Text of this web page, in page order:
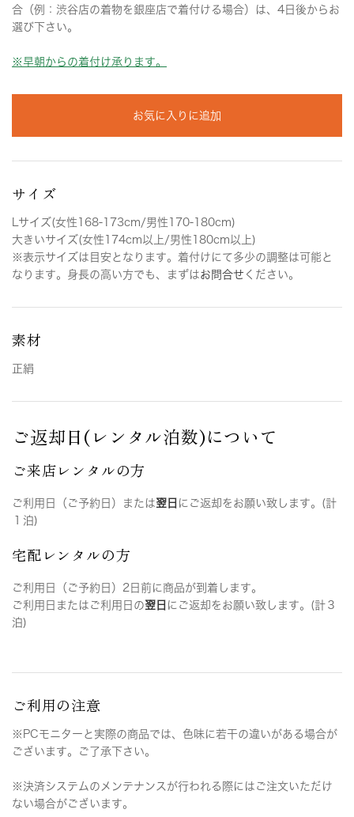
合（例：渋谷店の着物を銀座店で着付ける場合）は、4日後からお
選び下さい。
※早朝からの着付け承ります。
お気に入りに追加
サイズ
Lサイズ(女性168-173cm/男性170-180cm)
大きいサイズ(女性174cm以上/男性180cm以上)
※表示サイズは目安となります。着付けにて多少の調整は可能と
なります。身長の高い方でも、まずはお問合せ ください。
素材
正絹
ご返却日(レンタル泊数)について
ご来店レンタルの方
ご利用日（ご予約日）または翌日 にご返却をお願い致します。(計
１泊)
宅配レンタルの方
ご利用日（ご予約日）2日前に商品が到着します。
ご利用日またはご利用日の翌日 にご返却をお願い致します。(計３
泊)
ご利用の注意
※PCモニターと実際の商品では、色味に若干の違いがある場合が
ございます。ご了承下さい。
※決済システムのメンテナンスが行われる際にはご注文いただけ
ない場合がございます。